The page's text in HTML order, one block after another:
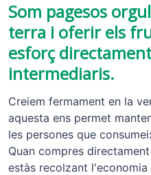
Som pagesos
terra i oferir els
esforç
intermediaris.
Creiem fermament en la
aquesta ens permet
les persones que
Quan compres
estàs recolzant